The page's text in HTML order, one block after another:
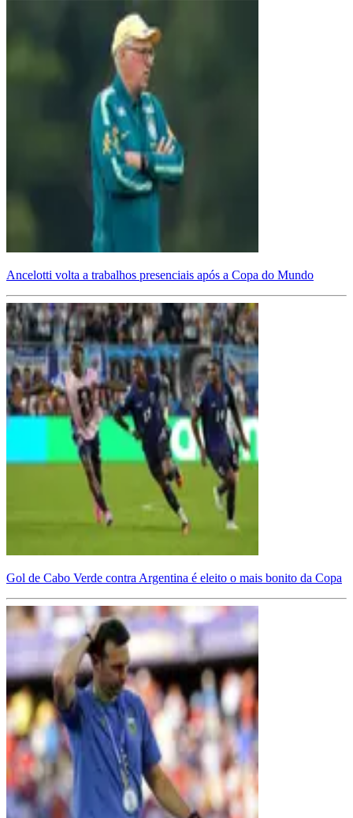
Ancelotti volta a trabalhos presenciais após a Copa do Mundo
Gol de Cabo Verde contra Argentina é eleito o mais bonito da Copa